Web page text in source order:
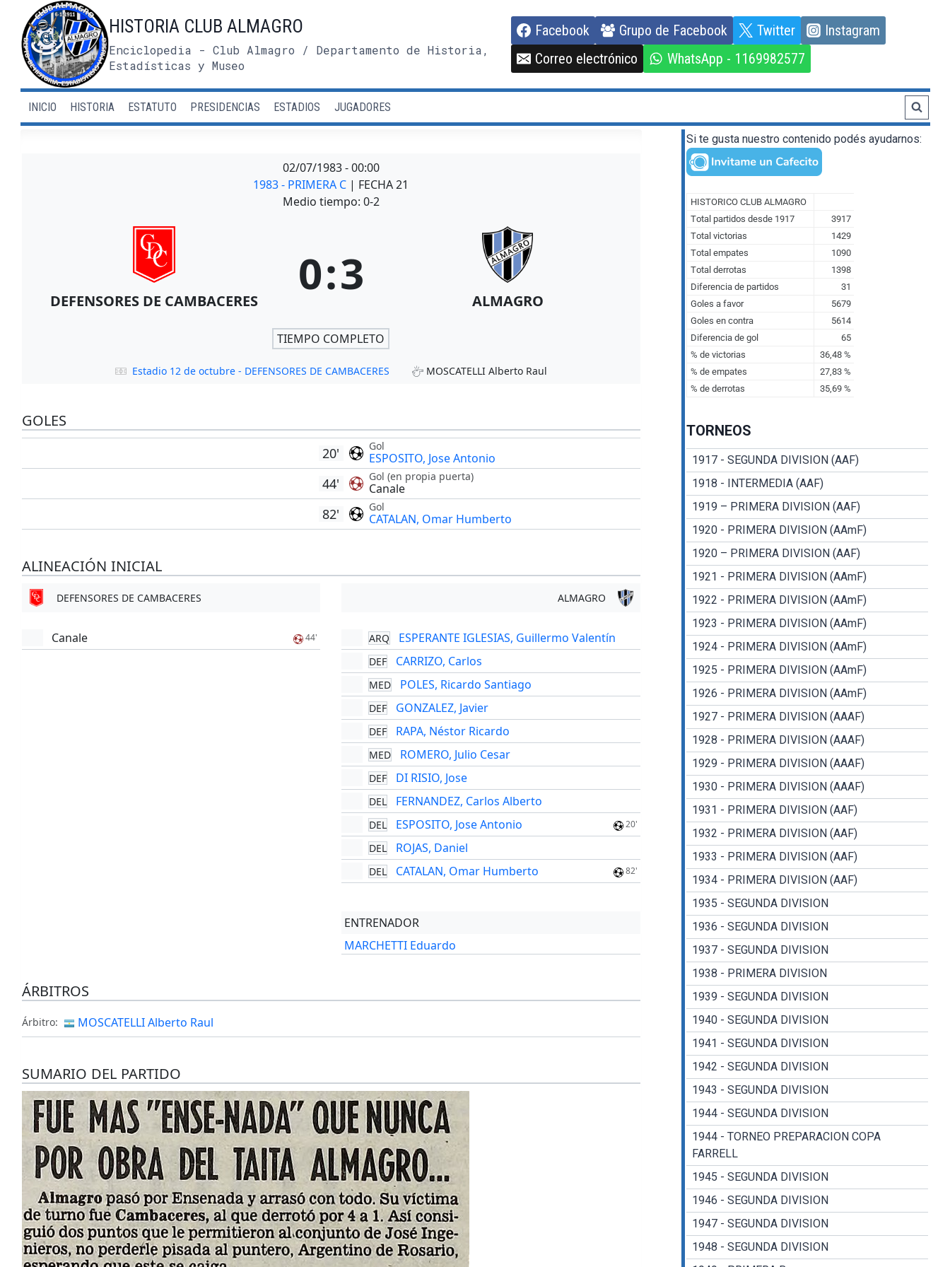
contenido
HISTORIA CLUB ALMAGRO
Enciclopedia - Club Almagro / Departamento de Historia,
Estadísticas y Museo
Facebook Grupo de Facebook Twitter
Instagram
Correo electrónico
WhatsApp - 1169982577
INICIO HISTORIA ESTATUTO PRESIDENCIAS ESTADIOS JUGADORES
02/07/1983-00:00
1983 - PRIMERA C | FECHA 21
Medio tiempo: 0-2
DEFENSORES DE CAMBACERES 0:3 ALMAGRO
TIEMPO COMPLETO
Estadio 12 de octubre - DEFENSORES DE CAMBACERES MOSCATELLI Alberto Raul
GOLES
20' Gol
ESPOSITO, Jose Antonio
44' Gol (en propia puerta)
Canale
82' Gol
CATALAN, Omar Humberto
ALINEACIÓN INICIAL
DEFENSORES DE CAMBACERES
Canale 44'
ALMAGRO
ARQ ESPERANTE IGLESIAS, Guillermo Valentín
DEF CARRIZO, Carlos
MED POLES, Ricardo Santiago
DEF GONZALEZ, Javier
DEF RAPA, Néstor Ricardo
MED ROMERO, Julio Cesar
DEF DI RISIO, Jose
DEL FERNANDEZ, Carlos Alberto
DEL ESPOSITO, Jose Antonio 20'
DEL ROJAS, Daniel
DEL CATALAN, Omar Humberto 82'
ENTRENADOR
MARCHETTI Eduardo
ÁRBITROS
Árbitro: MOSCATELLI Alberto Raul
SUMARIO DEL PARTIDO
Si te gusta nuestro contenido podés ayudarnos:
TORNEOS
1917 - SEGUNDA DIVISION (AAF)
1918 - INTERMEDIA (AAF)
1919 – PRIMERA DIVISION (AAF)
1920 - PRIMERA DIVISION (AAmF)
1920 – PRIMERA DIVISION (AAF)
1921 - PRIMERA DIVISION (AAmF)
1922 - PRIMERA DIVISION (AAmF)
1923 - PRIMERA DIVISION (AAmF)
1924 - PRIMERA DIVISION (AAmF)
1925 - PRIMERA DIVISION (AAmF)
1926 - PRIMERA DIVISION (AAmF)
1927 - PRIMERA DIVISION (AAAF)
1928 - PRIMERA DIVISION (AAAF)
1929 - PRIMERA DIVISION (AAAF)
1930 - PRIMERA DIVISION (AAAF)
1931 - PRIMERA DIVISION (AAF)
1932 - PRIMERA DIVISION (AAF)
1933 - PRIMERA DIVISION (AAF)
1934 - PRIMERA DIVISION (AAF)
1935 - SEGUNDA DIVISION
1936 - SEGUNDA DIVISION
1937 - SEGUNDA DIVISION
1938 - PRIMERA DIVISION
1939 - SEGUNDA DIVISION
1940 - SEGUNDA DIVISION
1941 - SEGUNDA DIVISION
1942 - SEGUNDA DIVISION
1943 - SEGUNDA DIVISION
1944 - SEGUNDA DIVISION
1944 - TORNEO PREPARACION COPA
FARRELL
1945 - SEGUNDA DIVISION
1946 - SEGUNDA DIVISION
1947 - SEGUNDA DIVISION
1948 - SEGUNDA DIVISION